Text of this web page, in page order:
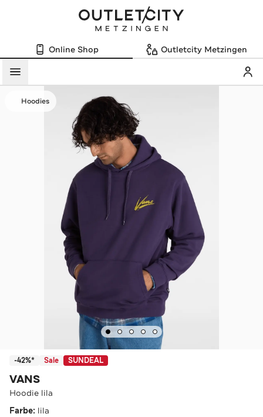
Online Shop Outletcity Metzingen
Menü
Hoodies
-42%* Sale SUNDEAL
VANS
Hoodie lila
Farbe: lila